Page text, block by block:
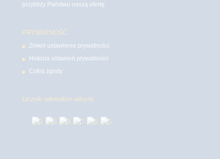
przybliży Państwu naszą ofertę.
PRYWATNOŚĆ
Zmień ustawienia prywatności
Historia ustawień prywatności
Cofnij zgody
Licznik odwiedzin witryny